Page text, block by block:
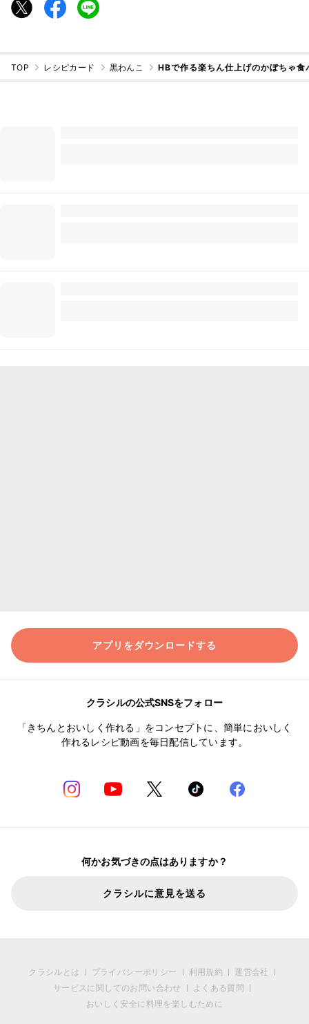
TOP レシピカード 黒わんこ HBで作る楽ちん仕上げのかぼちゃ食
アプリをダウンロードする
クラシルの公式SNSをフォロー
「きちんとおいしく作れる」をコンセプトに、簡単においしく
作れるレシピ動画を毎日配信しています。
何かお気づきの点はありますか？
クラシルに意見を送る
クラシルとは プライバシーポリシー 利用規約
運営会社
サービスに関してのお問い合わせ
よくある質問
おいしく安全に料理を楽しむために